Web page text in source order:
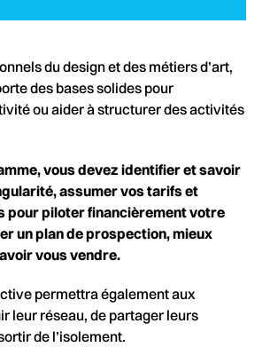
du design et des métiers d’art,
des bases solides pour
ou aider à structurer des activités
vous devez identifier et savoir
assumer vos tarifs et
pour piloter financièrement votre
un plan de prospection, mieux
vous vendre.
permettra également aux
leur réseau, de partager leurs
de l’isolement.